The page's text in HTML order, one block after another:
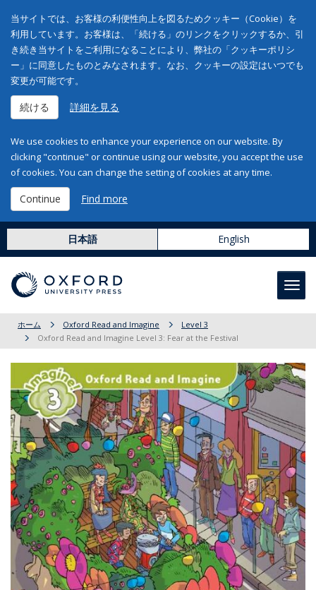
当サイトでは、お客様の利便性向上を図るためクッキー（Cookie）を
利用しています。お客様は、「続ける」のリンクをクリックするか、引
き続き当サイトをご利用になることにより、弊社の「クッキーポリシ
ー」に同意したものとみなされます。なお、クッキーの設定はいつでも
変更が可能です。
続ける 詳細を見る
We use cookies to enhance your experience on our website. By
clicking "continue" or continue using our website, you accept the use
of cookies. You can change the setting of cookies at any time.
Continue Find more
日本語 English
ホーム Oxford Read and Imagine
Level 3
Oxford Read and Imagine Level 3: Fear at the Festival